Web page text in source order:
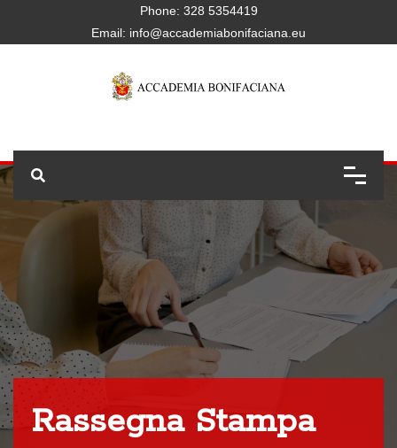
Phone: 328 5354419
Email: info@accademiabonifaciana.eu
Rassegna Stampa